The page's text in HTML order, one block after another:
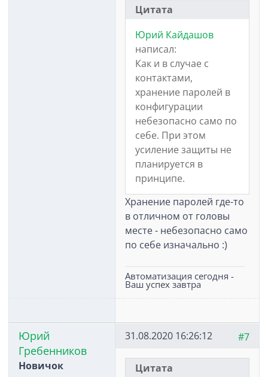
Цитата
Юрий Кайдашов
написал:
Как и в случае с
контактами,
хранение паролей в
конфигурации
небезопасно само по
себе. При этом
усиление защиты не
планируется в
принципе.
Хранение паролей где-то
в отличном от головы
месте - небезопасно само
по себе изначально :)
Автоматизация сегодня -
Ваш успех завтра
Юрий
Гребенников
Новичок
#7
31.08.2020 16:26:12
Цитата